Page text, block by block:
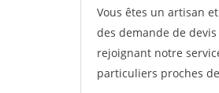
Vous êtes un artisan
des demande de
rejoignant notre
particuliers proches